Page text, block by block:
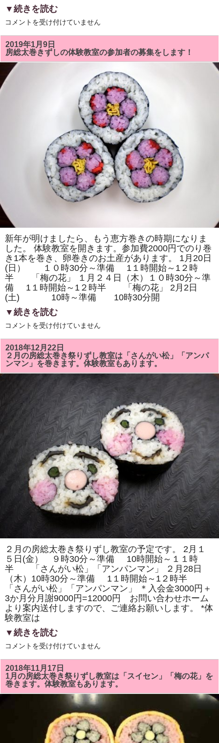
▼続きを読む
３
の
房
総
太
巻
き
寿
司
験
教
室
も
あ
り
ま
す。
は
コメントを受け付けていません
2019年1月9日
房総太巻きずしの体験教室の参加者の募集をします！
新年が明けましたら、もう恵方巻きの時期になりま
した。 体験教室を開きます。参加費2000円でのり巻
き1本を巻き、卵巻きのお土産があります。 1月20日
(日） １０時30分～準備 1１時開始～1２時
半 「梅の花」 １月２４日（木）１０時30分～準
備 1１時開始～1２時半 「梅の花」 2月2日
(土) 10時～準備 10時30分開
▼続きを読む
房
太
巻
き
ず
し
の
の
募
コメントを受け付けていません
2018年12月22日
２月の房総太巻き祭りずし教室は「さんがい松」「アンパ
ンマン」を巻きます。体験教室もあります。
２月の房総太巻き祭りずし教室の予定です。 2月１
５日(金） ９時30分～準備 10時開始～１１時
半 「さんがい松」「アンパンマン」 ２月28日
（木）10時30分～準備 1１時開始～1２時半
「さんがい松」「アンパンマン」 ＊入会金3000円＋
3か月分月謝9000円=12000円 お問い合わせホーム
より案内送付しますので、ご連絡お願いします。 *体
験教室は
▼続きを読む
２
の
房
総
太
巻
き
コメントを受け付けていません
2018年11月17日
1月の房総太巻き祭りずし教室は「スイセン」「梅の花」を
巻きます。体験教室もあります。